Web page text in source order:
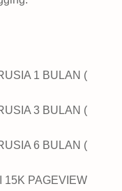
1 BULAN (
3 BULAN (
6 BULAN (
15K PAGEVIEW